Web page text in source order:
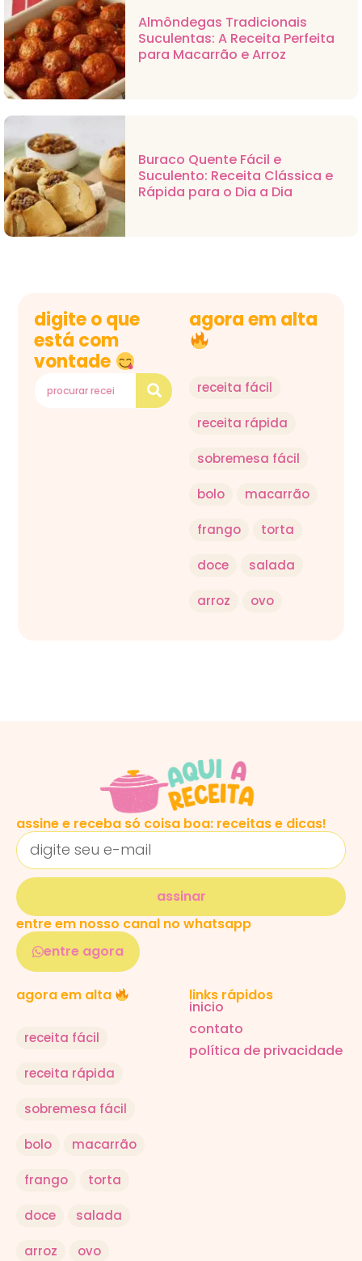
Almôndegas Tradicionais
Suculentas: A Receita Perfeita
para Macarrão e Arroz
Buraco Quente Fácil e
Suculento: Receita Clássica e
Rápida para o Dia a Dia
digite o que
está com
vontade
agora em alta
receita fácil
receita rápida
sobremesa fácil
bolo macarrão
frango torta
doce salada
arroz ovo
assine e receba só coisa boa: receitas e dicas!
assinar
entre em nosso canal no whatsapp
entre agora
agora em alta
receita fácil
receita rápida
sobremesa fácil
bolo macarrão
frango torta
doce salada
arroz ovo
links rápidos
inicio
contato
política de privacidade